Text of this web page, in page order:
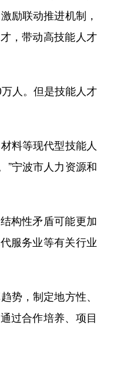
励联动推进机制，
，带动高技能人才
人。但是技能人才
料等现代型技能人
”宁波市人力资源和
构性矛盾可能更加
服务业等有关行业
势，制定地方性、
过合作培养、项目